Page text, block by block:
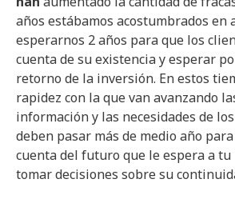
años estábamos acostumbrados en
esperarnos 2 años para que los
cuenta de su existencia y esperar
retorno de la inversión. En estos
rapidez con la que van avanzando
información y las necesidades de
deben pasar más de medio año
cuenta del futuro que le espera a tu
tomar decisiones sobre su